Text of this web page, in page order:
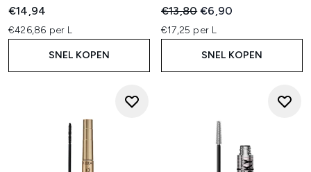
€14,94
€426,86 per L
SNEL KOPEN
Recommended Retail Price:
€13,80Huidige prijs:
€6,90
€17,25 per L
SNEL KOPEN